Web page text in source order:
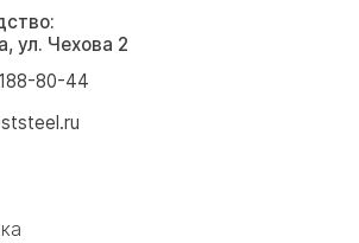
ул. Чехова 2
80-44